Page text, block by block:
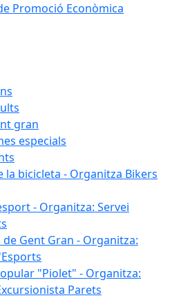
Promoció Econòmica
gran
especials
la bicicleta - Organitza Bikers
- Organitza: Servei
de Gent Gran - Organitza:
"Piolet" - Organitza:
Parets